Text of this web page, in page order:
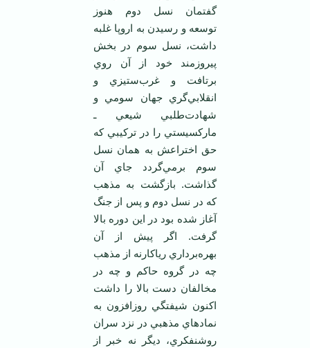
گفتمان نسل دوم هنوز
توسعه و رسيدن به اروپا غلبه
داشت، نسل سوم در بخش
پيروزمند خود از آن روي
برتافت و غرب‌ستيزي و
انقلابي‌گري جهان سومي و
شهادت‌طلبي شيعي ـ
مارکسيستي را در ترکيبي که
حق اختراعش به همان نسل
سوم برمي‌گردد جاي آن
گذاشت. بازگشت به مذهب
که در نسل دوم و پس از جنگ
آغاز شده بود در اين دوره بالا
گرفت. اگر پيش از آن
بهره‌برداري رياکارنه از مذهب
چه در گروه حاکم و چه در
مخالفان دست بالا را داشت
اکنون شيفتگي روزافزون به
نمادهاي مذهبي در نزد سران
روشنفکري، ديگر نه خبر از